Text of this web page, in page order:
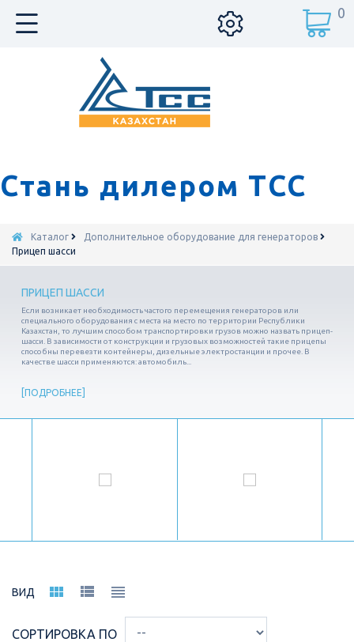
Стань дилером ТСС
0
Каталог
Дополнительное оборудование для генераторов
Прицеп шасси
ПРИЦЕП ШАССИ
Если возникает необходимость частого перемещения генераторов или
специального оборудования с места на место по территории Республики
Казахстан, то лучшим способом транспортировки грузов можно назвать прицеп-
шасси. В зависимости от конструкции и грузовых возможностей такие прицепы
способны перевезти контейнеры, дизельные электростанции и прочее. В
качестве шасси применяются: автомобиль...
ПОДРОБНЕЕ
ВИД
СОРТИРОВКА ПО